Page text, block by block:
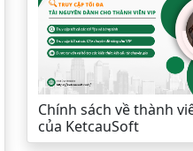
Chính sách về thành
của KetcauSoft